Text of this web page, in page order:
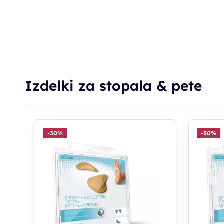
Izdelki za stopala & pete
-30% -30%